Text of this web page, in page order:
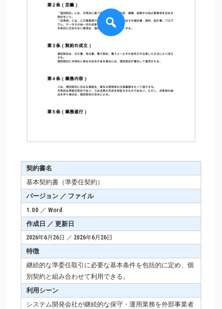
契約書名
基本契約書（準委任契約）
バージョン ／ ファイル
1.00 ／ Word
作成日 ／ 更新日
2026年6月26日 ／ 2026年6月26日
特徴
継続的な準委任取引に必要な基本条件を包括的に定め、個
別契約と組み合わせて利用できる。
利用シーン
システム開発会社が継続的な保守・運用業務を外部事業者